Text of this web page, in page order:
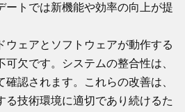
ートでは新機能や効率の向上が提
ウェアとソフトウェアが動作する
欠です。システムの整合性は、
認されます。これらの改善は、
る技術環境に適切であり続けるた